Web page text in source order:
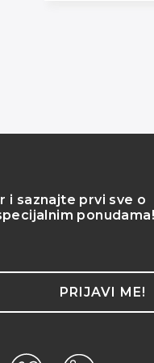
i saznajte prvi sve o
PRIJAVI ME!